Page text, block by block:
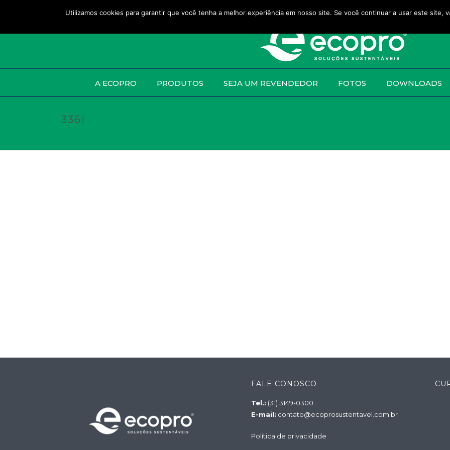
A ECOPRO PRODUTOS SEJA UM REVENDEDOR FOTOS DOWNLOADS
336I
FALE CONOSCO
Tel.: (31) 3149-0300
E-mail: contato@ecoprosustentavel.com.br
Política de privacidade
Utilizamos cookies para garantir que você tenha a melhor experiência em nosso site. Se você continuar a usar este site,